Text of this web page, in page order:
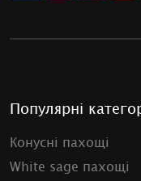
Популярні
Конусні пахощі
White sage пахощі